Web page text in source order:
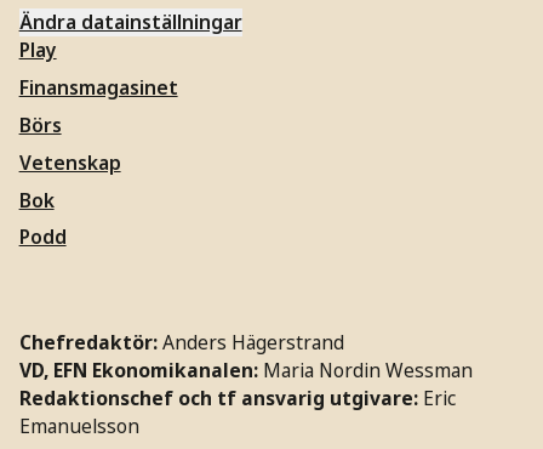
Ändra datainställningar
Play
Finansmagasinet
Börs
Vetenskap
Bok
Podd
Chefredaktör:Anders Hägerstrand
VD, EFN Ekonomikanalen: Maria Nordin Wessman
Redaktionschef och tf ansvarig utgivare: Eric
Emanuelsson